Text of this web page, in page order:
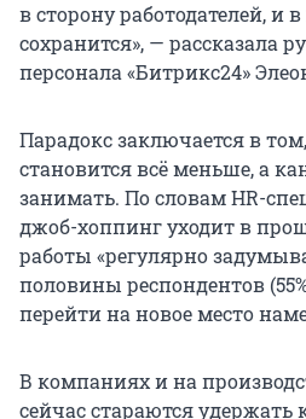
в сторону работодателей, и
сохранится», — рассказала
персонала «Битрикс24»
Парадокс заключается в
становится всё меньше, а
занимать. По словам HR-
джоб-хоппинг уходит в
работы «регулярно
половины респондентов
перейти на новое место
В компаниях и на
сейчас стараются